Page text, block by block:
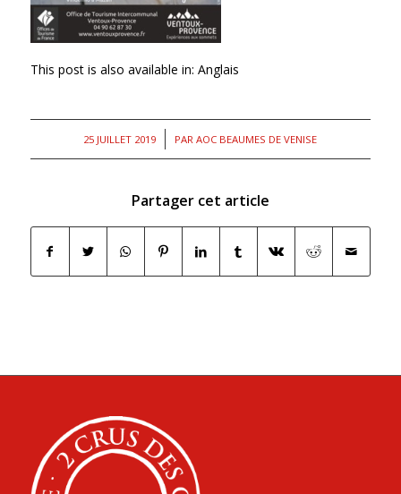
This post is also available in: Anglais
25 JUILLET 2019
/ PARAOC BEAUMES DE VENISE
Partager cet article